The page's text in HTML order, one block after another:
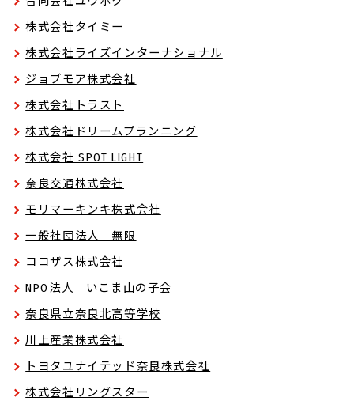
株式会社タイミー
株式会社ライズインターナショナル
ジョブモア株式会社
株式会社トラスト
株式会社ドリームプランニング
株式会社 SPOT LIGHT
奈良交通株式会社
モリマーキンキ株式会社
一般社団法人 無限
ココザス株式会社
NPO法人 いこま山の子会
奈良県立奈良北高等学校
川上産業株式会社
トヨタユナイテッド奈良株式会社
株式会社リングスター